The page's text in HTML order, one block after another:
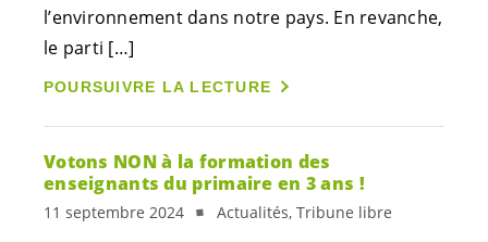
l’environnement dans notre pays. En revanche,
le parti […]
POURSUIVRE LA LECTURE
Votons NON à la formation des
enseignants du primaire en 3 ans !
11 septembre 2024 Actualités, Tribune libre